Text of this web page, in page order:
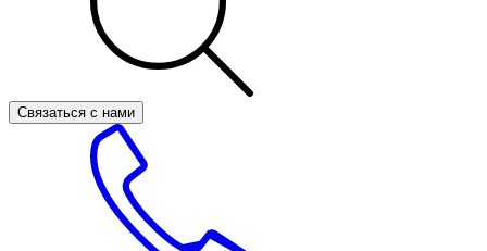
Связаться с нами